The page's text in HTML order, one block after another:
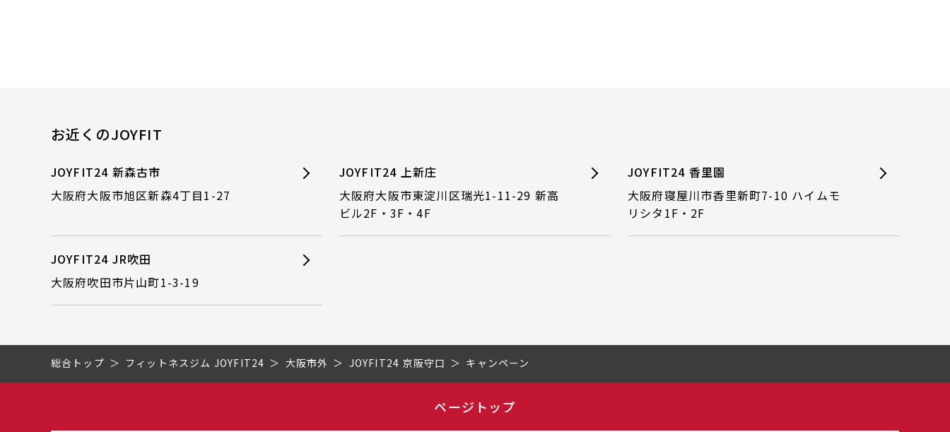
お近くのJOYFIT
JOYFIT24 新森古市
大阪府大阪市旭区新森4丁目1-27
JOYFIT24 上新庄
大阪府大阪市東淀川区瑞光1-11-29 新高
ビル2F・3F・4F
JOYFIT24 香里園
大阪府寝屋川市香里新町7-10 ハイムモ
リシタ1F・2F
JOYFIT24 JR吹田
大阪府吹田市片山町1-3-19
総合トップ フィットネスジム JOYFIT24 大阪市外 JOYFIT24 京阪守口 キャンペーン
ページトップ